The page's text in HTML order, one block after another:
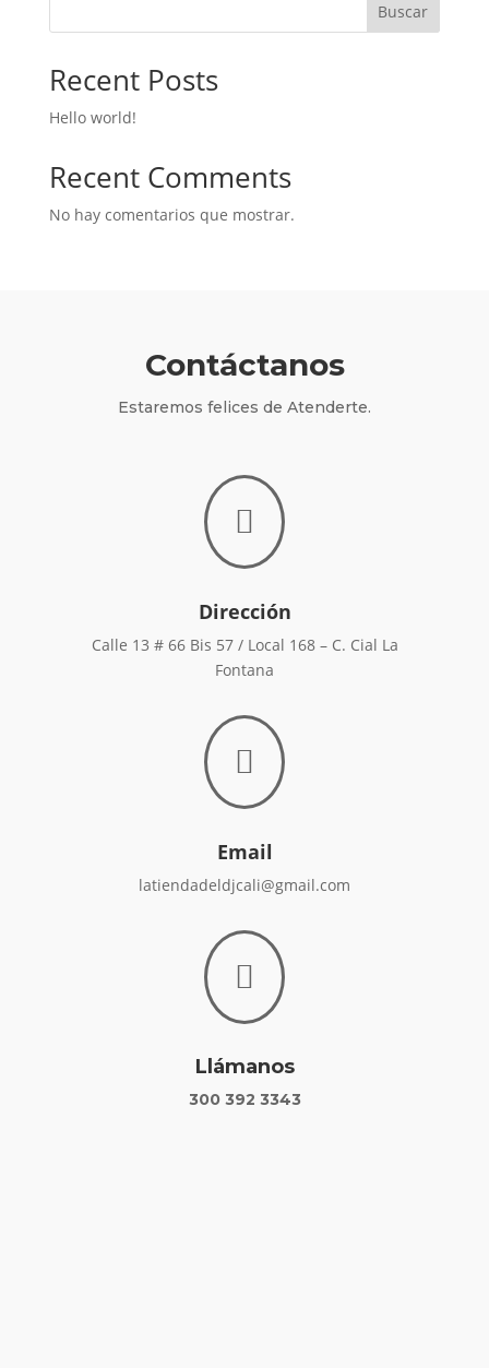
Buscar
Recent Posts
Hello world!
Recent Comments
No hay comentarios que mostrar.
Contáctanos
Estaremos felices de Atenderte.

Dirección
Calle 13 # 66 Bis 57 / Local 168 – C. Cial La
Fontana

Email
latiendadeldjcali@gmail.com

Llámanos
300 392 3343